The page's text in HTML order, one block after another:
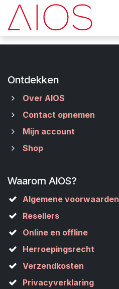
Overslaan naar inhoud
Ontdekken
Over AIOS
Contact opnemen
Mijn account
Shop
Waarom AIOS?
Algemene voorwaarden
Resellers
Online en offline
Herroepingsrecht
Verzendkosten
Privacyverklaring